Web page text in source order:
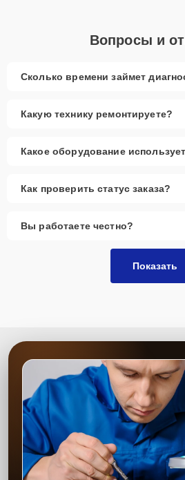
Вопросы и
Сколько времени займет
Какую технику ремонтируете?
Какое оборудование
Как проверить статус заказа?
Вы работаете честно?
Показать